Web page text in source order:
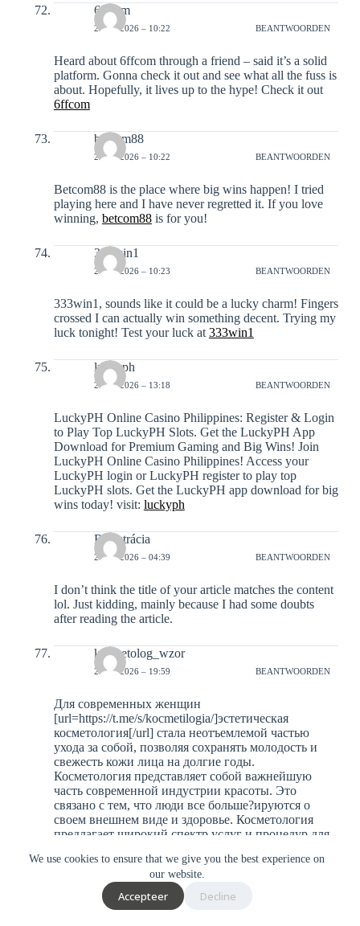
We use cookies to ensure that we give you the best experience on
our website.
Accepteer Decline
6ffcom
25-01-2026 – 10:22 BEANTWOORDEN
Heard about 6ffcom through a friend – said it’s a solid
platform. Gonna check it out and see what all the fuss is
about. Hopefully, it lives up to the hype! Check it out
6ffcom
betcom88
25-01-2026 – 10:22 BEANTWOORDEN
Betcom88 is the place where big wins happen! I tried
playing here and I have never regretted it. If you love
winning, betcom88is for you!
333win1
25-01-2026 – 10:23 BEANTWOORDEN
333win1, sounds like it could be a lucky charm! Fingers
crossed I can actually win something decent. Trying my
luck tonight! Test your luck at 333win1
luckyph
26-01-2026 – 13:18 BEANTWOORDEN
LuckyPH Online Casino Philippines: Register & Login
to Play Top LuckyPH Slots. Get the LuckyPH App
Download for Premium Gaming and Big Wins! Join
LuckyPH Online Casino Philippines! Access your
LuckyPH login or LuckyPH register to play top
LuckyPH slots. Get the LuckyPH app download for big
wins today! visit: luckyph
Registrácia
27-01-2026 – 04:39 BEANTWOORDEN
I don’t think the title of your article matches the content
lol. Just kidding, mainly because I had some doubts
after reading the article.
kosmetolog_wzor
27-01-2026 – 19:59 BEANTWOORDEN
Для современных женщин
[url=https://t.me/s/kocmetilogia/]эстетическая
косметология[/url] стала неотъемлемой частью
ухода за собой, позволяя сохранять молодость и
свежесть кожи лица на долгие годы.
Косметология представляет собой важнейшую
часть современной индустрии красоты. Это
связано с тем, что люди все больше?ируются о
своем внешнем виде и здоровье. Косметология
предлагает широкий спектр услуг и процедур для
того, косметология также включает в себя
изучение различных методов и средств для ухода
за кожей и волосами.